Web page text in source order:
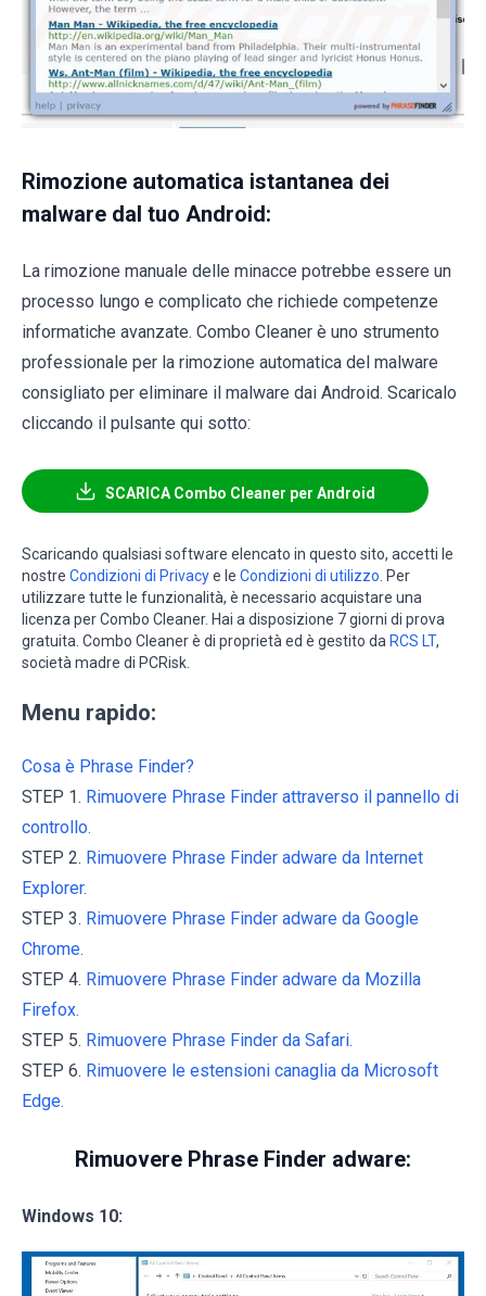
Rimozione automatica istantanea dei
malware dal tuo Android:
La rimozione manuale delle minacce potrebbe essere un
processo lungo e complicato che richiede competenze
informatiche avanzate. Combo Cleaner è uno strumento
professionale per la rimozione automatica del malware
consigliato per eliminare il malware dai Android. Scaricalo
cliccando il pulsante qui sotto:
SCARICA Combo Cleaner per Android
Scaricando qualsiasi software elencato in questo sito, accetti le
nostre Condizioni di Privacye le Condizioni di utilizzo. Per
utilizzare tutte le funzionalità, è necessario acquistare una
licenza per Combo Cleaner. Hai a disposizione 7 giorni di prova
gratuita. Combo Cleaner è di proprietà ed è gestito da RCS LT,
società madre di PCRisk.
Menu rapido:
Cosa è Phrase Finder?
STEP 1. Rimuovere Phrase Finder attraverso il pannello di
controllo.
STEP 2. Rimuovere Phrase Finder adware da Internet
Explorer.
STEP 3. Rimuovere Phrase Finder adware da Google
Chrome.
STEP 4. Rimuovere Phrase Finder adware da Mozilla
Firefox.
STEP 5. Rimuovere Phrase Finder da Safari.
STEP 6. Rimuovere le estensioni canaglia da Microsoft
Edge.
Rimuovere Phrase Finder adware:
Windows 10: